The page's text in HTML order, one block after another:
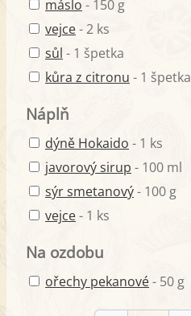
máslo - 150 g
vejce- 2 ks
sůl - 1 špetka
kůra z citronu - 1 špetka
Náplň
dýně Hokaido - 1 ks
javorový sirup - 100 ml
sýr smetanový- 100 g
vejce- 1 ks
Na ozdobu
ořechy pekanové- 50 g